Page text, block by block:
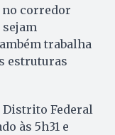
corredor
sejam
trabalha
estruturas
Federal
às 5h31 e